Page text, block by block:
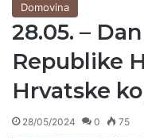
Domovina
28.05. –
Republike
Hrvatske
28/05/2024 0 75